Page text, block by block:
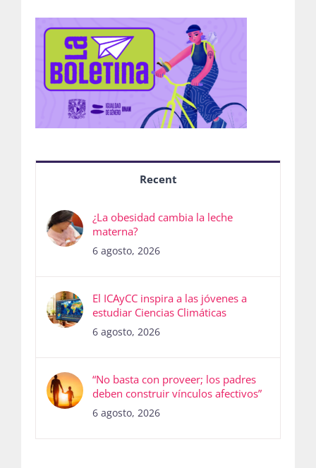
Recent
¿La obesidad cambia la leche
materna?
6 agosto, 2026
El ICAyCC inspira a las jóvenes a
estudiar Ciencias Climáticas
6 agosto, 2026
“No basta con proveer; los padres
deben construir vínculos afectivos”
6 agosto, 2026